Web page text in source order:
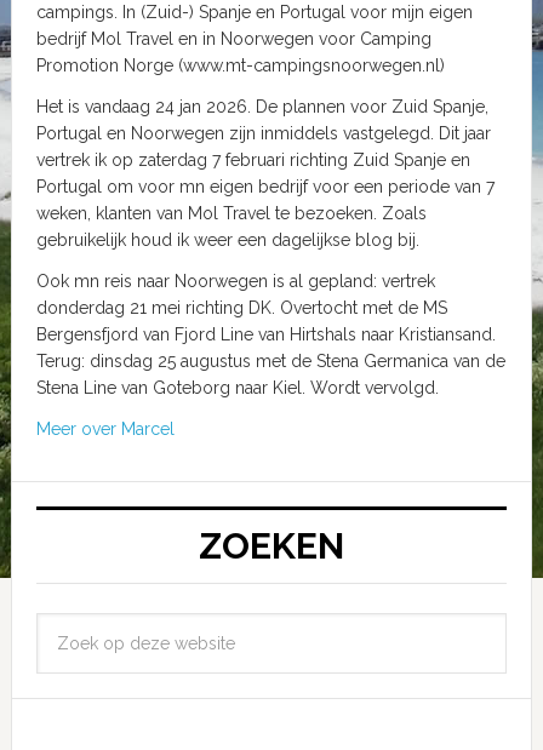
campings. In (Zuid-) Spanje en Portugal voor mijn eigen
bedrijf Mol Travel en in Noorwegen voor Camping
Promotion Norge (www.mt-campingsnoorwegen.nl)
Het is vandaag 24 jan 2026. De plannen voor Zuid Spanje,
Portugal en Noorwegen zijn inmiddels vastgelegd. Dit jaar
vertrek ik op zaterdag 7 februari richting Zuid Spanje en
Portugal om voor mn eigen bedrijf voor een periode van 7
weken, klanten van Mol Travel te bezoeken. Zoals
gebruikelijk houd ik weer een dagelijkse blog bij.
Ook mn reis naar Noorwegen is al gepland: vertrek
donderdag 21 mei richting DK. Overtocht met de MS
Bergensfjord van Fjord Line van Hirtshals naar Kristiansand.
Terug: dinsdag 25 augustus met de Stena Germanica van de
Stena Line van Goteborg naar Kiel. Wordt vervolgd.
Meer over Marcel
ZOEKEN